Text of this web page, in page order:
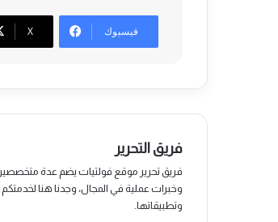
فيسبوك ‫X
فريق التحرير
فريق تحرير موقع فولتيات يضم عدة
وخبرات عملية في المجال، وجدنا هنا
وتطبيقاتها.